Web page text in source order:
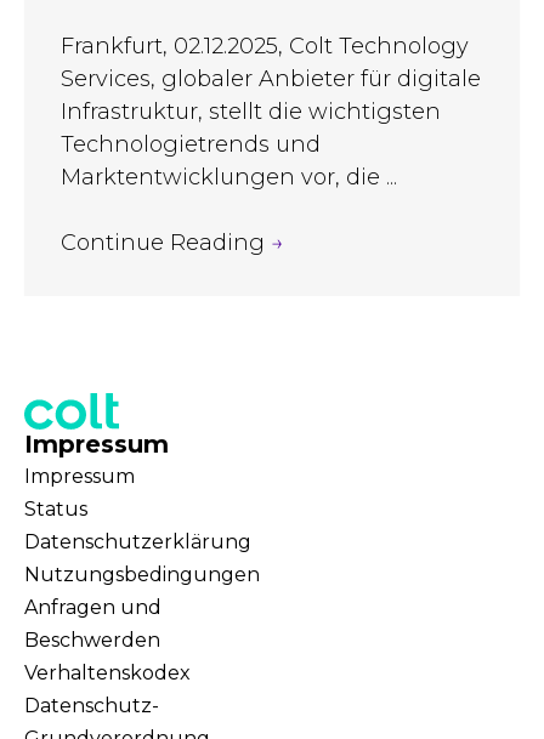
Frankfurt, 02.12.2025, Colt Technology
Services, globaler Anbieter für digitale
Infrastruktur, stellt die wichtigsten
Technologietrends und
Marktentwicklungen vor, die ...
Continue Reading →
Impressum
Impressum
Status
Datenschutzerklärung
Nutzungsbedingungen
Anfragen und
Beschwerden
Verhaltenskodex
Datenschutz-